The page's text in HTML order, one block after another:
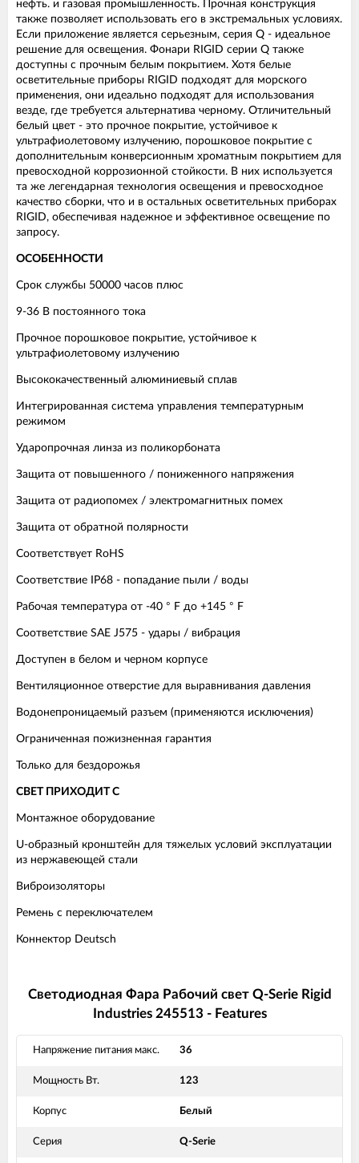
нефть. и газовая промышленность. Прочная конструкция
также позволяет использовать его в экстремальных условиях.
Если приложение является серьезным, серия Q - идеальное
решение для освещения. Фонари RIGID серии Q также
доступны с прочным белым покрытием. Хотя белые
осветительные приборы RIGID подходят для морского
применения, они идеально подходят для использования
везде, где требуется альтернатива черному. Отличительный
белый цвет - это прочное покрытие, устойчивое к
ультрафиолетовому излучению, порошковое покрытие с
дополнительным конверсионным хроматным покрытием для
превосходной коррозионной стойкости. В них используется
та же легендарная технология освещения и превосходное
качество сборки, что и в остальных осветительных приборах
RIGID, обеспечивая надежное и эффективное освещение по
запросу.
ОСОБЕННОСТИ
Срок службы 50000 часов плюс
9-36 В постоянного тока
Прочное порошковое покрытие, устойчивое к
ультрафиолетовому излучению
Высококачественный алюминиевый сплав
Интегрированная система управления температурным
режимом
Ударопрочная линза из поликорбоната
Защита от повышенного / пониженного напряжения
Защита от радиопомех / электромагнитных помех
Защита от обратной полярности
Соответствует RoHS
Соответствие IP68 - попадание пыли / воды
Рабочая температура от -40 ° F до +145 ° F
Соответствие SAE J575 - удары / вибрация
Доступен в белом и черном корпусе
Вентиляционное отверстие для выравнивания давления
Водонепроницаемый разъем (применяются исключения)
Ограниченная пожизненная гарантия
Только для бездорожья
СВЕТ ПРИХОДИТ С
Монтажное оборудование
U-образный кронштейн для тяжелых условий эксплуатации
из нержавеющей стали
Виброизоляторы
Ремень с переключателем
Коннектор Deutsch
Светодиодная Фара Рабочий свет Q-Serie Rigid
Industries 245513 - Features
Напряжение питания макс. 36
Мощность Вт. 123
Корпус Белый
Серия Q-Serie